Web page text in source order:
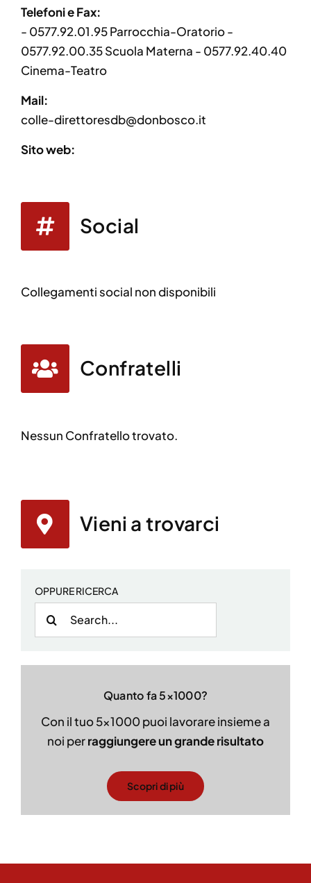
Telefoni e Fax:
- 0577.92.01.95 Parrocchia-Oratorio -
0577.92.00.35 Scuola Materna - 0577.92.40.40
Cinema-Teatro
Mail:
colle-direttoresdb@donbosco.it
Sito web:
Social
Collegamenti social non disponibili
Confratelli
Nessun Confratello trovato.
Vieni a trovarci
OPPURE RICERCA
Cerca
per:
Quanto fa 5×1000?
Con il tuo 5×1000 puoi lavorare insieme a
noi perraggiungere un grande risultato
Scopri di più